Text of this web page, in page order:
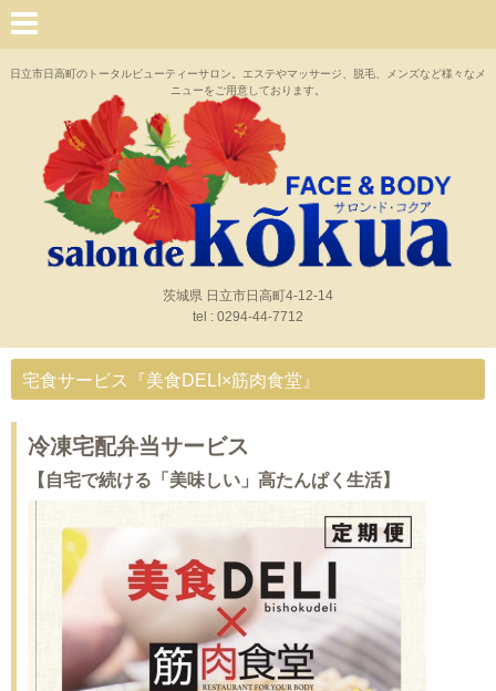
日立市日高町のトータルビューティーサロン。エステやマッサージ、脱毛、メンズなど様々なメ
ニューをご用意しております。
茨城県 日立市日高町4-12-14
tel : 0294-44-7712
宅食サービス『美食DELI×筋肉食堂』
冷凍宅配弁当サービス
【自宅で続ける「美味しい」高たんぱく生活】